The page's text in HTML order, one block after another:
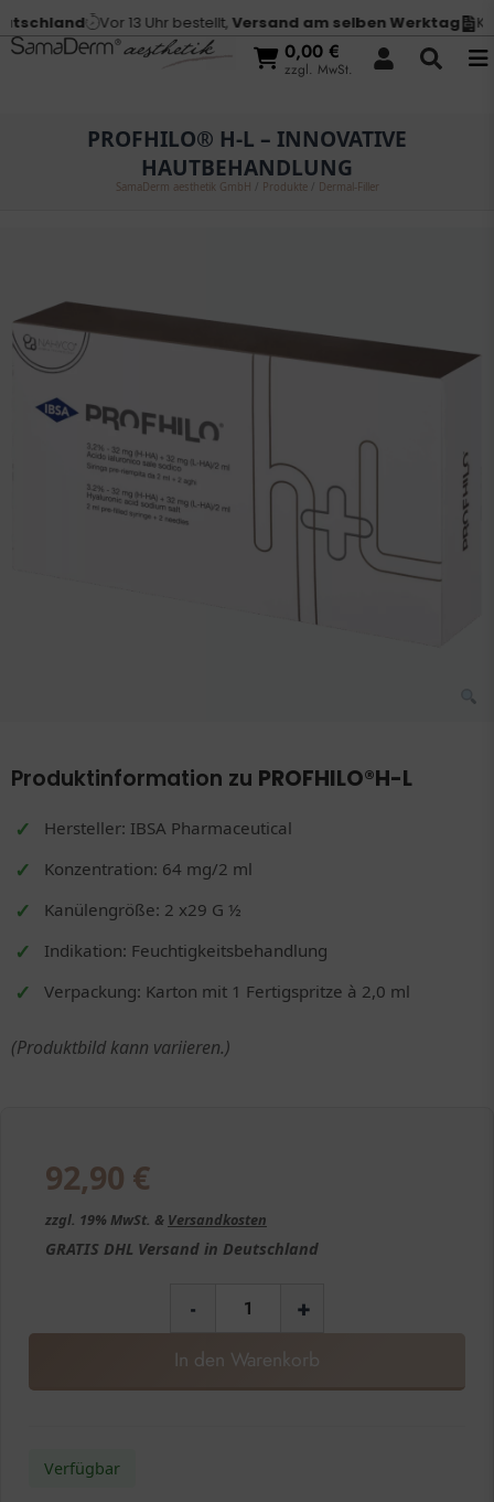
Vor 13 Uhr bestellt,Versand am selben Werktag
0,00 €
zzgl. MwSt.
PROFHILO® H-L – INNOVATIVE
HAUTBEHANDLUNG
SamaDerm aesthetik GmbH Produkte/ Dermal-Filler
Produktinformation zu PROFHILO®H-L
Hersteller: IBSA Pharmaceutical
Konzentration: 64 mg/2 ml
Kanülengröße: 2 x29 G ½
Indikation: Feuchtigkeitsbehandlung
Verpackung: Karton mit 1 Fertigspritze à 2,0 ml
(Produktbild kann variieren.)
92,90 €
zzgl. 19% MwSt. & Versandkosten
GRATIS DHL Versand in Deutschland
- +
In den Warenkorb
Verfügbar